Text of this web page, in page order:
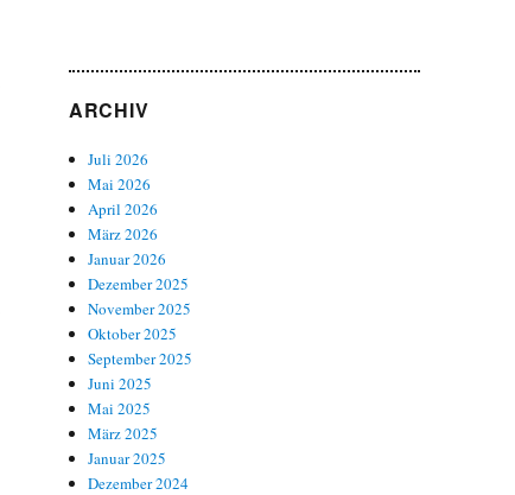
ARCHIV
Juli 2026
Mai 2026
April 2026
März 2026
Januar 2026
Dezember 2025
November 2025
Oktober 2025
September 2025
Juni 2025
Mai 2025
März 2025
Januar 2025
Dezember 2024